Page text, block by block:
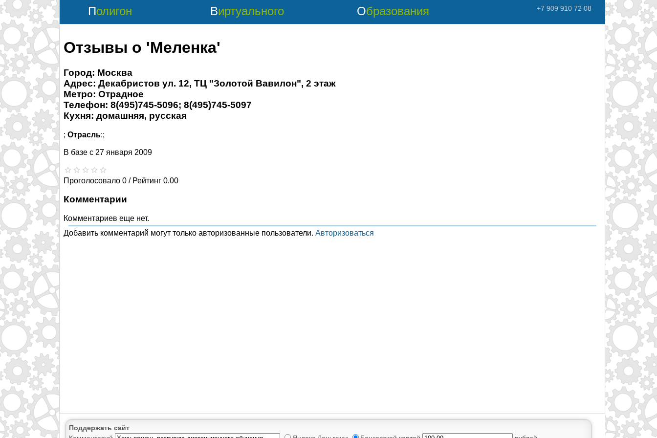
Полигон Виртуального Образования +7 909 910 72 08
Отзывы о 'Меленка'
Город: Москва
Адрес: Декабристов ул. 12, ТЦ "Золотой Вавилон", 2 этаж
Метро: Отрадное
Телефон: 8(495)745-5096; 8(495)745-5097
Кухня: домашняя, русская
; Отрасль:;
В базе с 27 января 2009
Проголосовало 0 / Рейтинг 0.00
Комментарии
Комментариев еще нет.
Добавить комментарий могут только авторизованные пользователи. Авторизоваться
Поддержать сайт